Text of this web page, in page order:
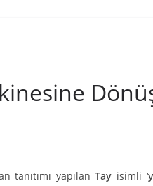
tanıtımı yapılanTay isimli ‘